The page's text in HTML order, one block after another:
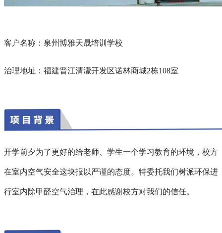
客户名称：泉州博雅天晟培训学校
治理地址：福建晋江清濛开发区诺林商城2栋108室
开学前夕为了更好的给老师、学生一个学习教育的环境，校方
在室内空气安全这块报以严谨的态度。特委托我们树派环保进
行室内除甲醛空气治理，在此感谢校方对我们的信任。